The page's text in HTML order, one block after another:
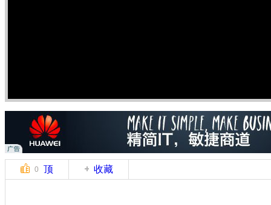
0 顶 收藏